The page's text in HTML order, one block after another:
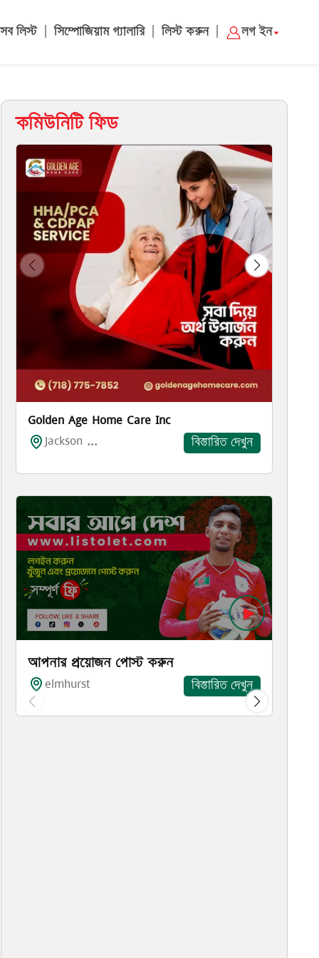
সব লিস্ট সিম্পোজিয়াম গ্যালারি লিস্ট করুন লগ ইন
কমিউনিটি ফিড
Golden Age Home Care Inc
Jackson ...
বিস্তারিত দেখুন
আপনার প্রয়োজন পোস্ট করুন
elmhurst
বিস্তারিত দেখুন